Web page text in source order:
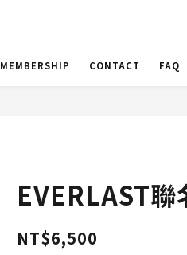
MEMBERSHIP CONTACT FAQ
EVERLAST
NT$6,500